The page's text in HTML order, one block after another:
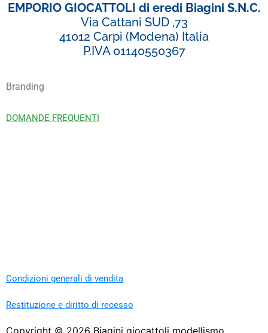
EMPORIO GIOCATTOLI di eredi Biagini S.N.C.
Via Cattani SUD ,73
41012 Carpi (Modena) Italia
P.IVA 01140550367
Branding
DOMANDE FREQUENTI
Condizioni generali di vendita
Restituzione e diritto di recesso